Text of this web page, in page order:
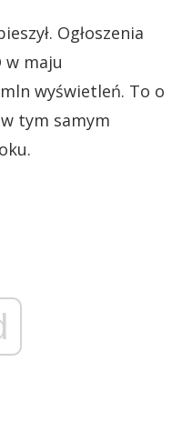
Ogłoszenia
w maju
wyświetleń. To o
tym samym